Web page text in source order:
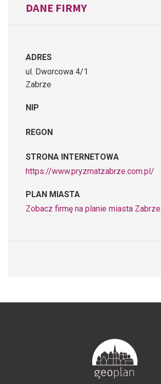
DANE FIRMY
ADRES
ul. Dworcowa 4/1
Zabrze
NIP
REGON
STRONA INTERNETOWA
https://www.pryzmatzabrze.com.pl/
PLAN MIASTA
Zobacz firmę na planie miasta Zabrze